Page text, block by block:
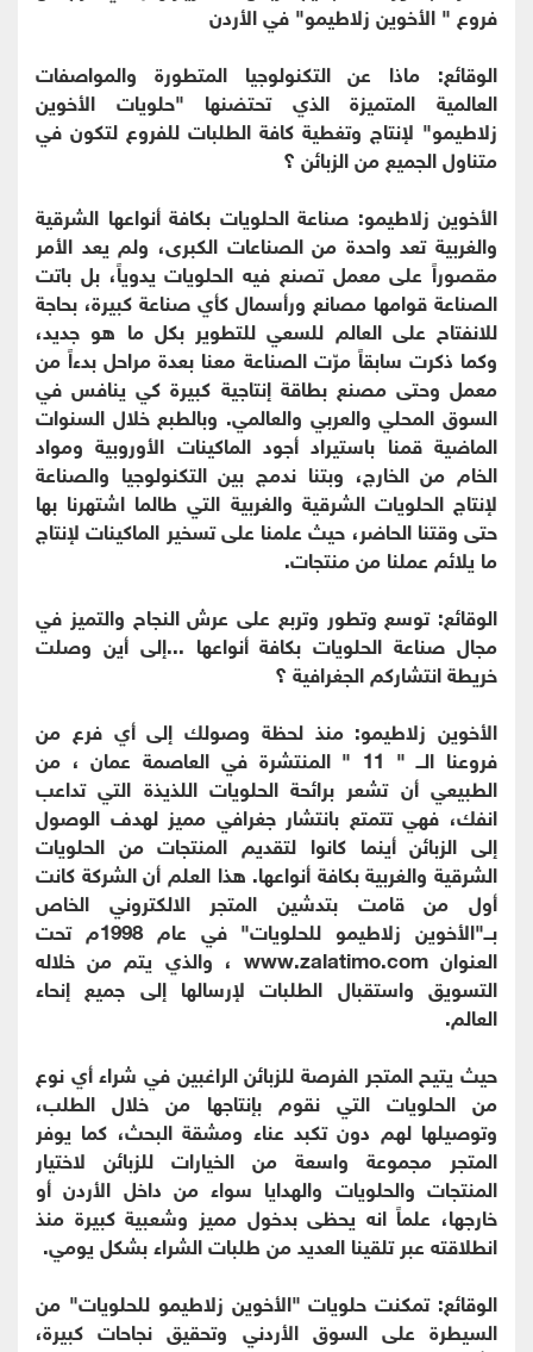
فروع " الأخوين زلاطيمو" في الأردن
الوقائع: ماذا عن التكنولوجيا المتطورة والمواصفات
العالمية المتميزة الذي تحتضنها "حلويات الأخوين
زلاطيمو" لإنتاج وتغطية كافة الطلبات للفروع لتكون في
متناول الجميع من الزبائن ؟
الأخوين زلاطيمو: صناعة الحلويات بكافة أنواعها الشرقية
والغربية تعد واحدة من الصناعات الكبرى، ولم يعد الأمر
مقصوراً على معمل تصنع فيه الحلويات يدوياً، بل باتت
الصناعة قوامها مصانع ورأسمال كأي صناعة كبيرة، بحاجة
للانفتاح على العالم للسعي للتطوير بكل ما هو جديد،
وكما ذكرت سابقاً مرّت الصناعة معنا بعدة مراحل بدءاً من
معمل وحتى مصنع بطاقة إنتاجية كبيرة كي ينافس في
السوق المحلي والعربي والعالمي. وبالطبع خلال السنوات
الماضية قمنا باستيراد أجود الماكينات الأوروبية ومواد
الخام من الخارج، وبتنا ندمج بين التكنولوجيا والصناعة
لإنتاج الحلويات الشرقية والغربية التي طالما اشتهرنا بها
حتى وقتنا الحاضر، حيث علمنا على تسخير الماكينات لإنتاج
ما يلائم عملنا من منتجات.
الوقائع: توسع وتطور وتربع على عرش النجاح والتميز في
مجال صناعة الحلويات بكافة أنواعها ...إلى أين وصلت
خريطة انتشاركم الجغرافية ؟
الأخوين زلاطيمو: منذ لحظة وصولك إلى أي فرع من
فروعنا الــ " 11 " المنتشرة في العاصمة عمان ، من
الطبيعي أن تشعر برائحة الحلويات اللذيذة التي تداعب
انفك، فهي تتمتع بانتشار جغرافي مميز لهدف الوصول
إلى الزبائن أينما كانوا لتقديم المنتجات من الحلويات
الشرقية والغربية بكافة أنواعها. هذا العلم أن الشركة كانت
أول من قامت بتدشين المتجر الالكتروني الخاص
بــ"الأخوين زلاطيمو للحلويات" في عام 1998م تحت
العنوان www.zalatimo.com ، والذي يتم من خلاله
التسويق واستقبال الطلبات لإرسالها إلى جميع إنحاء
العالم.
حيث يتيح المتجر الفرصة للزبائن الراغبين في شراء أي نوع
من الحلويات التي نقوم بإنتاجها من خلال الطلب،
وتوصيلها لهم دون تكبد عناء ومشقة البحث، كما يوفر
المتجر مجموعة واسعة من الخيارات للزبائن لاختيار
المنتجات والحلويات والهدايا سواء من داخل الأردن أو
خارجها، علماً انه يحظى بدخول مميز وشعبية كبيرة منذ
انطلاقته عبر تلقينا العديد من طلبات الشراء بشكل يومي.
الوقائع: تمكنت حلويات "الأخوين زلاطيمو للحلويات" من
السيطرة على السوق الأردني وتحقيق نجاحات كبيرة،